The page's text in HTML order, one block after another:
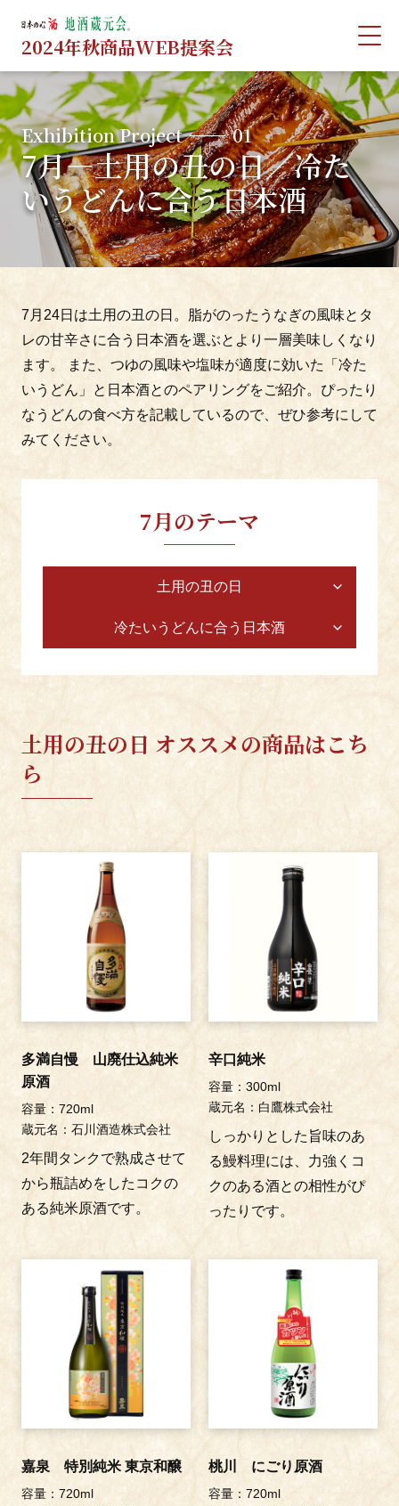
2024年秋商品WEB提案会
Exhibition Project 01
7月―土用の丑の日／冷たいうどんに合う日
本酒
Exhibition Project 02
7月-8月―スポーツ観戦しながら飲む冷たい
日本酒
Exhibition Project 03
8月―焼き鳥に合う日本酒
Exhibition Project 04
9月―ひやおろし／天ぷらに合う日本酒／日
本酒の日
Exhibition Project 01
7月―土用の丑の日／冷た
いうどんに合う日本酒
7月24日は土用の丑の日。脂がのったうなぎの風味とタ
レの甘辛さに合う日本酒を選ぶとより一層美味しくなり
ます。 また、つゆの風味や塩味が適度に効いた「冷た
いうどん」と日本酒とのペアリングをご紹介。ぴったり
なうどんの食べ方を記載しているので、ぜひ参考にして
みてください。
7月のテーマ
土用の丑の日
冷たいうどんに合う日本酒
土用の丑の日 オススメの商品はこち
ら
多満自慢 山廃仕込純米
原酒
容量：720ml
蔵元名：石川酒造株式会社
2年間タンクで熟成させて
から瓶詰めをしたコクの
ある純米原酒です。
辛口純米
容量：300ml
蔵元名：白鷹株式会社
しっかりとした旨味のあ
る鰻料理には、力強くコ
クのある酒との相性がぴ
ったりです。
嘉泉 特別純米 東京和醸
容量：720ml
桃川 にごり原酒
容量：720ml